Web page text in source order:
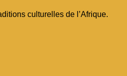
culturelles de l’Afrique.